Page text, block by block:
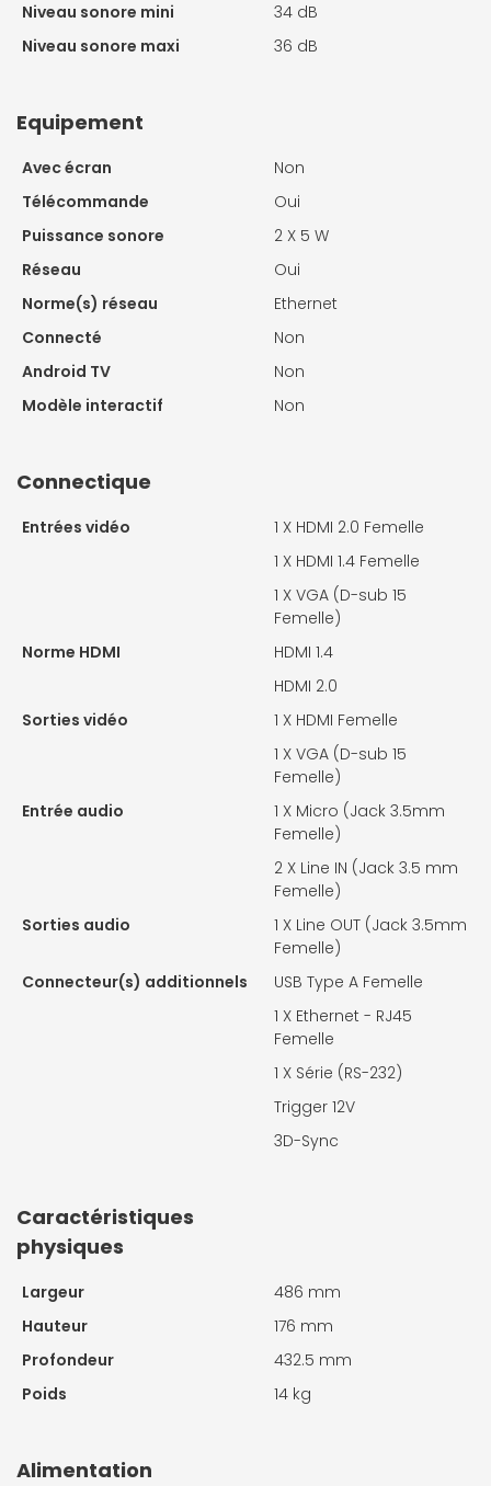
Niveau sonore mini
34 dB
Niveau sonore maxi
36 dB
Equipement
Avec écran
Non
Télécommande
Oui
Puissance sonore
2 X 5 W
Réseau
Oui
Norme(s) réseau
Ethernet
Connecté
Non
Android TV
Non
Modèle interactif
Non
Connectique
Entrées vidéo 1 X HDMI 2.0 Femelle
1 X HDMI 1.4 Femelle
1 X VGA (D-sub 15
Femelle)
Norme HDMI
HDMI 1.4
HDMI 2.0
Sorties vidéo
1 X HDMI Femelle
1 X VGA (D-sub 15
Femelle)
Entrée audio
1 X Micro (Jack 3.5mm
Femelle)
2 X Line IN (Jack 3.5 mm
Femelle)
Sorties audio
1 X Line OUT (Jack 3.5mm
Femelle)
Connecteur(s) additionnels
USB Type A Femelle
1 X Ethernet - RJ45
Femelle
1 X Série (RS-232)
Trigger 12V
3D-Sync
Caractéristiques
physiques
Largeur
486 mm
Hauteur
176 mm
Profondeur
432.5 mm
Poids
14 kg
Alimentation